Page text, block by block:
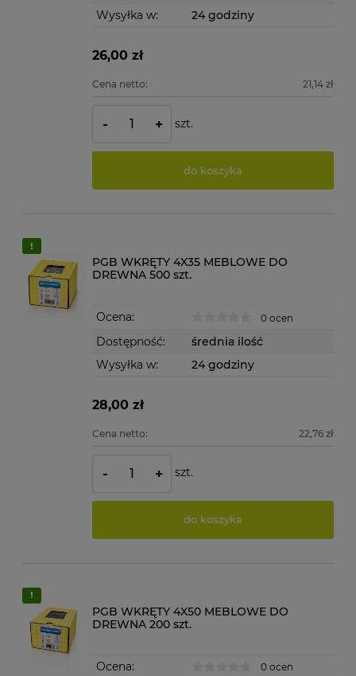
Wysyłka w:
24 godziny
26,00 zł
Cena netto: 21,14 zł
- + szt.
do koszyka
PGB WKRĘTY 4X35 MEBLOWE DO
DREWNA 500 szt.
Ocena: 0 ocen
Dostępność:
średnia ilość
Wysyłka w:
24 godziny
28,00 zł
Cena netto: 22,76 zł
- + szt.
do koszyka
PGB WKRĘTY 4X50 MEBLOWE DO
DREWNA 200 szt.
Ocena: 0 ocen